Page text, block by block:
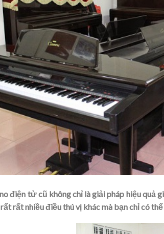
điện tử cũ không chỉ là giải pháp hiệu quả
rất nhiều điều thú vị khác mà bạn chỉ có